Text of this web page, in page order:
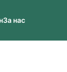
За нас